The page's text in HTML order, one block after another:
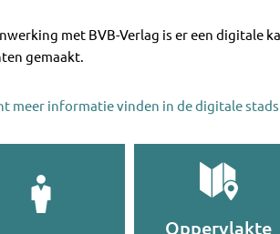
met BVB-Verlag is er een digitale
gemaakt.
meer informatie vinden in de digitale
Oppervlakte